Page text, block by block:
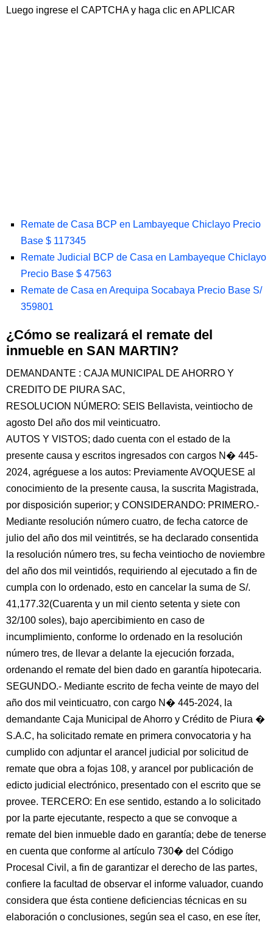
Luego ingrese el CAPTCHA y haga clic en APLICAR
Remate de Casa BCP en Lambayeque Chiclayo Precio
Base $ 117345
Remate Judicial BCP de Casa en Lambayeque Chiclayo
Precio Base $ 47563
Remate de Casa en Arequipa Socabaya Precio Base S/
359801
¿Cómo se realizará el remate del
inmueble en SAN MARTIN?
DEMANDANTE : CAJA MUNICIPAL DE AHORRO Y
CREDITO DE PIURA SAC,
RESOLUCION NÚMERO: SEIS Bellavista, veintiocho de
agosto Del año dos mil veinticuatro.
AUTOS Y VISTOS; dado cuenta con el estado de la
presente causa y escritos ingresados con cargos N� 445-
2024, agréguese a los autos: Previamente AVOQUESE al
conocimiento de la presente causa, la suscrita Magistrada,
por disposición superior; y CONSIDERANDO: PRIMERO.-
Mediante resolución número cuatro, de fecha catorce de
julio del año dos mil veintitrés, se ha declarado consentida
la resolución número tres, su fecha veintiocho de noviembre
del año dos mil veintidós, requiriendo al ejecutado a fin de
cumpla con lo ordenado, esto en cancelar la suma de S/.
41,177.32(Cuarenta y un mil ciento setenta y siete con
32/100 soles), bajo apercibimiento en caso de
incumplimiento, conforme lo ordenado en la resolución
número tres, de llevar a delante la ejecución forzada,
ordenando el remate del bien dado en garantía hipotecaria.
SEGUNDO.- Mediante escrito de fecha veinte de mayo del
año dos mil veinticuatro, con cargo N� 445-2024, la
demandante Caja Municipal de Ahorro y Crédito de Piura �
S.A.C, ha solicitado remate en primera convocatoria y ha
cumplido con adjuntar el arancel judicial por solicitud de
remate que obra a fojas 108, y arancel por publicación de
edicto judicial electrónico, presentado con el escrito que se
provee. TERCERO: En ese sentido, estando a lo solicitado
por la parte ejecutante, respecto a que se convoque a
remate del bien inmueble dado en garantía; debe de tenerse
en cuenta que conforme al artículo 730� del Código
Procesal Civil, a fin de garantizar el derecho de las partes,
confiere la facultad de observar el informe valuador, cuando
considera que ésta contiene deficiencias técnicas en su
elaboración o conclusiones, según sea el caso, en ese íter,